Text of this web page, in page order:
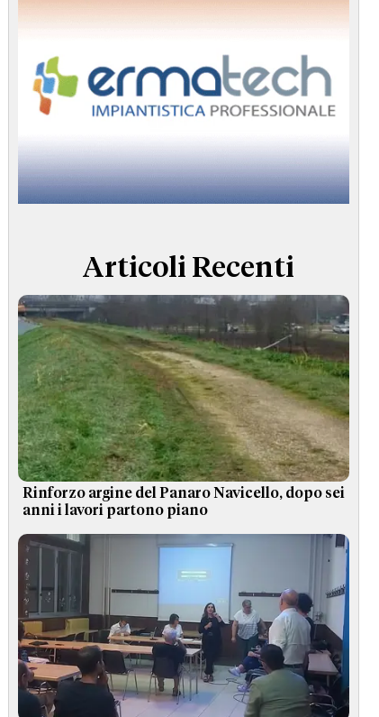
Articoli Recenti
Rinforzo argine del Panaro Navicello, dopo sei
anni i lavori partono piano